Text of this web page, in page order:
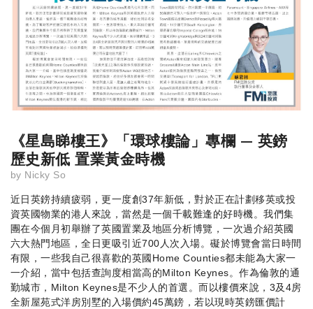
《星島睇樓王》「環球樓論」專欄 — 英鎊
歷史新低 置業黃金時機
by Nicky So
近日英鎊持續疲弱，更一度創37年新低，對於正在計劃移英或投
資英國物業的港人來說，當然是一個千載難逢的好時機。我們集
團在今個月初舉辦了英國置業及地區分析博覽，一次過介紹英國
六大熱門地區，全日更吸引近700人次入場。礙於博覽會當日時間
有限，一些我自己很喜歡的英國Home Counties都未能為大家一
一介紹，當中包括查詢度相當高的Milton Keynes。作為倫敦的通
勤城市，Milton Keynes是不少人的首選。而以樓價來說，3及4房
全新屋苑式洋房別墅的入場價約45萬鎊，若以現時英鎊匯價計